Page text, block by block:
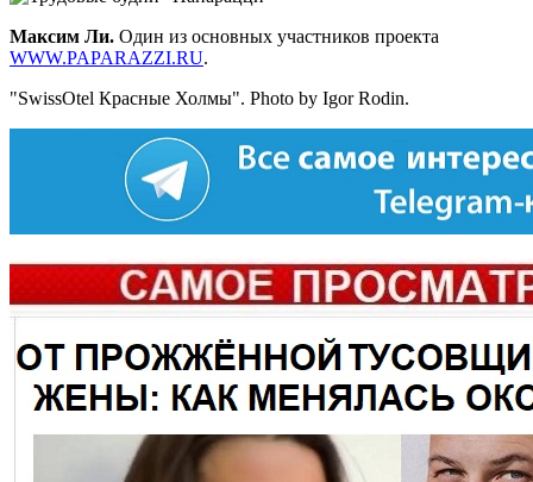
Максим Ли. Один из основных участников проекта
WWW.PAPARAZZI.RU.
"SwissOtel Красные Холмы". Photo by Igor Rodin.